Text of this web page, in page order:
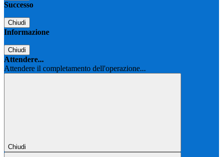
Successo
Chiudi
Informazione
Chiudi
Attendere...
Attendere il completamento dell'operazione...
Chiudi